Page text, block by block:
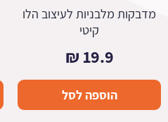
מדבקות מלבניות לעיצוב הלו
קיטי
19.9
₪
הוספה לסל